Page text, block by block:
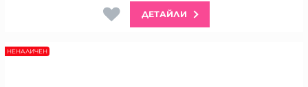
ДЕТАЙЛИ
НЕНАЛИЧЕН